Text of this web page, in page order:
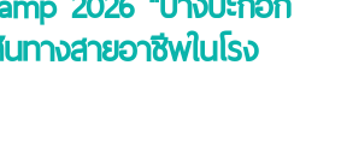
างสายอาชีพในโรง